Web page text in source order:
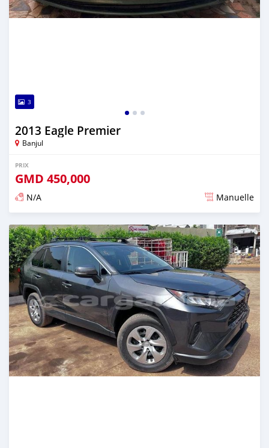
3
2013 Eagle Premier
Banjul
PRIX
GMD 450,000
N/A Manuelle
Publié il y a plus de 2 ans